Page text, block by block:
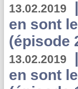
13.02.2019 |
en sont
(épisode
13.02.2019 |
en sont